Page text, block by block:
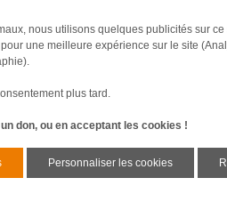
sans
En tout
votre
Alors
ce
nous utilisons quelques publicités sur ce
une meilleure expérience sur le site
plus tard.
don, ou en acceptant les cookies !
Personnaliser les cookies